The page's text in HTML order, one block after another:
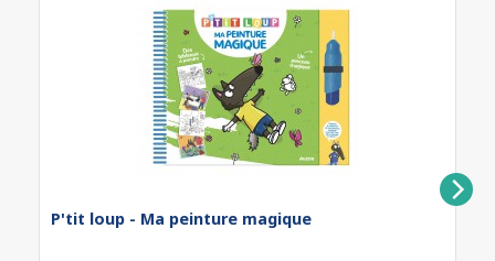
P'tit loup - Ma peinture magique